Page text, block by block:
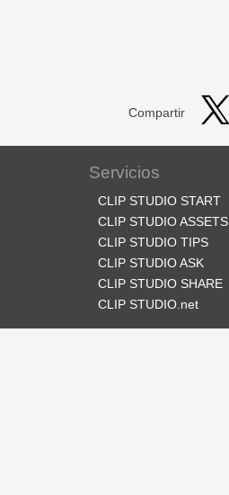
Compartir
Servicios
CLIP STUDIO START
CLIP STUDIO ASSETS
CLIP STUDIO TIPS
CLIP STUDIO ASK
CLIP STUDIO SHARE
CLIP STUDIO.net